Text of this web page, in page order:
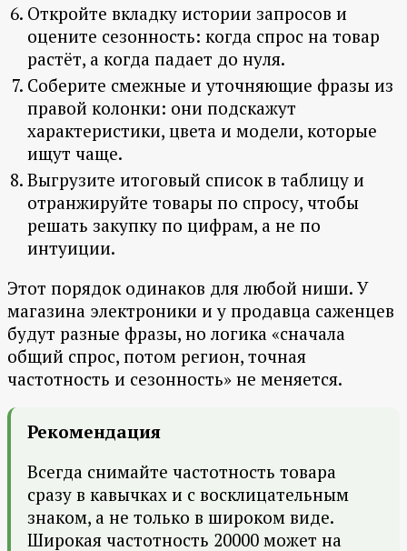
Откройте вкладку истории запросов и
оцените сезонность: когда спрос на товар
растёт, а когда падает до нуля.
Соберите смежные и уточняющие фразы из
правой колонки: они подскажут
характеристики, цвета и модели, которые
ищут чаще.
Выгрузите итоговый список в таблицу и
отранжируйте товары по спросу, чтобы
решать закупку по цифрам, а не по
интуиции.
Этот порядок одинаков для любой ниши. У
магазина электроники и у продавца саженцев
будут разные фразы, но логика «сначала
общий спрос, потом регион, точная
частотность и сезонность» не меняется.
Рекомендация
Всегда снимайте частотность товара
сразу в кавычках и с восклицательным
знаком, а не только в широком виде.
Широкая частотность 20000 может на